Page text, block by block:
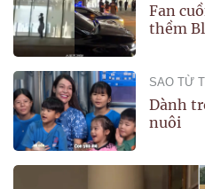
Fan
thềm
SAO TỪ
Dành
nuôi